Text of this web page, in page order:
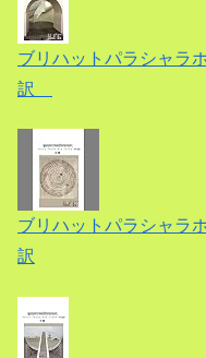
ブリハットパラシャ
訳
ブリハットパラシャ
訳